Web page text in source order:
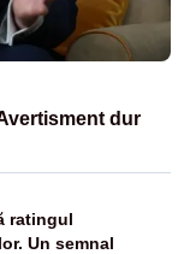
dur
ratingul
Un semnal